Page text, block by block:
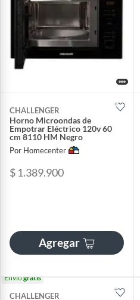
CHALLENGER
Horno Microondas de
Empotrar Eléctrico 120v 60
cm 8110 HM Negro
Por Homecenter
$ 1.389.900
Agregar
Envíogratis
CHALLENGER